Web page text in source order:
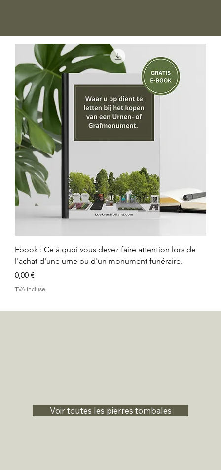
Ebook : Ce à quoi vous devez faire attention lors de
l'achat d'une urne ou d'un monument funéraire.
Prix
0,00 €
TVA Incluse
Voir toutes les pierres tombales